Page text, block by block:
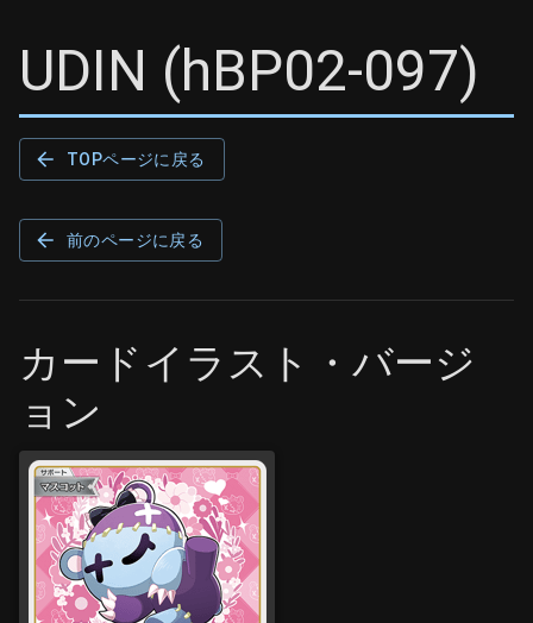
UDIN (hBP02-097)
TOPページに戻る
前のページに戻る
カードイラスト・バージ
ョン